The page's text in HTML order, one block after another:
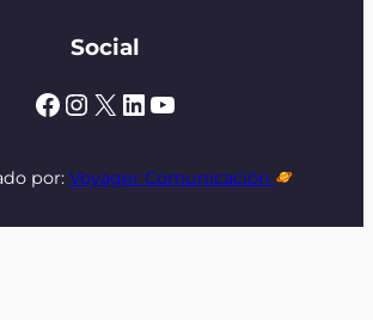
Social
Facebook Instagram X LinkedIn YouTube
por: Voyager Comunicación